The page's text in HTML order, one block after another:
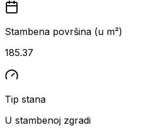
Stambena površina (u m²)
185.37
Tip stana
U stambenoj zgradi